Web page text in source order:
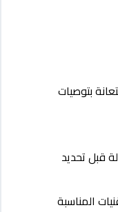
بتوصيات
قبل تحديد
المناسبة